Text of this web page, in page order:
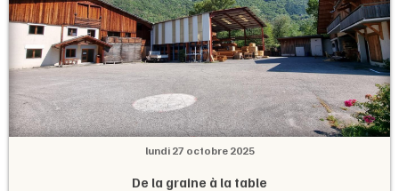
lundi 27 octobre 2025
De la graine à la table